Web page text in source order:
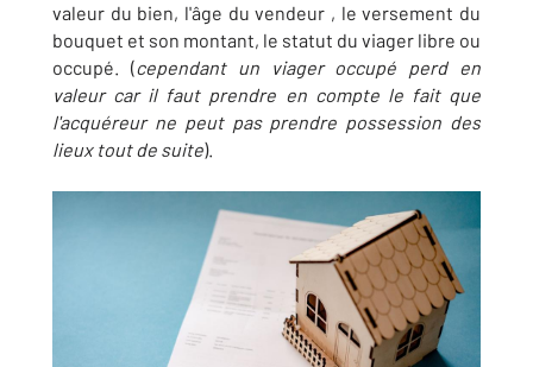
valeur du bien, l'âge du vendeur , le versement du
bouquet et son montant, le statut du viager libre ou
occupé. (cependant un viager occupé perd en
valeur car il faut prendre en compte le fait que
l'acquéreur ne peut pas prendre possession des
lieux tout de suite).